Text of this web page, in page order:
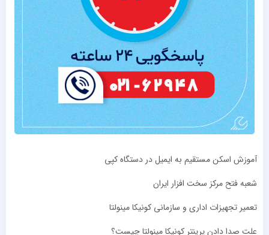
آموزش اسکن مستقیم به ایمیل در دستگاه کپی
شعبه فتح مرکز سخت ‌افزار ایران
تعمیر تجهیزات اداری و سازمانی کونیکا مینولتا
علت صدا دادن پرینتر کونیکا مینولتا چیست؟